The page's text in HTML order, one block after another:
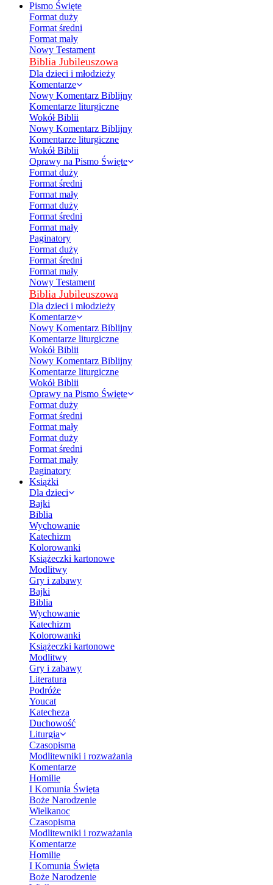
Pismo Święte
Format duży
Format średni
Format mały
Nowy Testament
Biblia Jubileuszowa
Dla dzieci i młodzieży
Komentarze
Nowy Komentarz Biblijny
Komentarze liturgiczne
Wokół Biblii
Nowy Komentarz Biblijny
Komentarze liturgiczne
Wokół Biblii
Oprawy na Pismo Święte
Format duży
Format średni
Format mały
Format duży
Format średni
Format mały
Paginatory
Format duży
Format średni
Format mały
Nowy Testament
Biblia Jubileuszowa
Dla dzieci i młodzieży
Komentarze
Nowy Komentarz Biblijny
Komentarze liturgiczne
Wokół Biblii
Nowy Komentarz Biblijny
Komentarze liturgiczne
Wokół Biblii
Oprawy na Pismo Święte
Format duży
Format średni
Format mały
Format duży
Format średni
Format mały
Paginatory
Książki
Dla dzieci
Bajki
Biblia
Wychowanie
Katechizm
Kolorowanki
Książeczki kartonowe
Modlitwy
Gry i zabawy
Bajki
Biblia
Wychowanie
Katechizm
Kolorowanki
Książeczki kartonowe
Modlitwy
Gry i zabawy
Literatura
Podróże
Youcat
Katecheza
Duchowość
Liturgia
Czasopisma
Modlitewniki i rozważania
Komentarze
Homilie
I Komunia Święta
Boże Narodzenie
Wielkanoc
Czasopisma
Modlitewniki i rozważania
Komentarze
Homilie
I Komunia Święta
Boże Narodzenie